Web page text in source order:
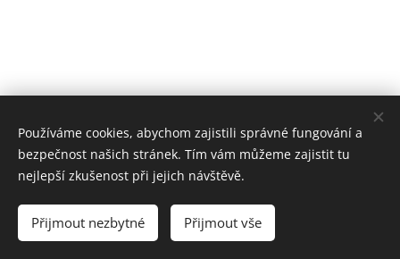
Žijte taky Pomalší
Všechna práva vyhrazena 2024
Vytvořeno službou Webnode
Používáme cookies, abychom zajistili správné fungování a
bezpečnost našich stránek. Tím vám můžeme zajistit tu
nejlepší zkušenost při jejich návštěvě.
Přijmout nezbytné Přijmout vše